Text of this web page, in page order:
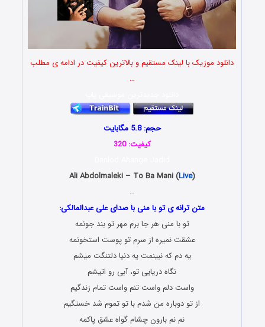
دانلود موزیک با لینک مستقیم و بالاترین کیفیت در ادامه ی مطلب
…
حجم: 5.8 مگابایت
کیفیت: 320
Ali Abdolmaleki – To Ba Mani (Live)
…
متن ترانه ی تو با منی با صدای علی عبدالمالکی:
تو با منی هر جا برم مهر تو بند جونمه
عشقت نمیره از سرم تو پوست استخونمه
یه دم که نبینمت یه دنیا دلتنگت میشم
نگاه دریایی تو، آبی رو اتیشم
واست دلم واست تنم واست تمام زندگیم
از تو دوباره من شدم با تو تموم شد خستگیم
نم نم بارون چشام گواه عشق پاکمه